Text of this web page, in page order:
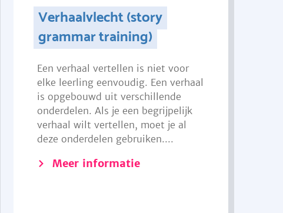
Verhaalvlecht (story
grammar training)
Een verhaal vertellen is niet voor
elke leerling eenvoudig. Een verhaal
is opgebouwd uit verschillende
onderdelen. Als je een begrijpelijk
verhaal wilt vertellen, moet je al
deze onderdelen gebruiken....
Meer informatie